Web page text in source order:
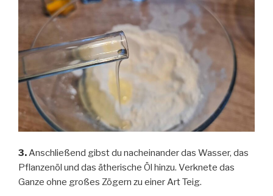
3.Anschließend gibst du nacheinander das Wasser, das
Pflanzenöl und das ätherische Öl hinzu. Verknete das
Ganze ohne großes Zögern zu einer Art Teig.